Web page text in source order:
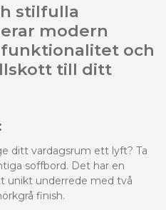
stilfulla
modern
och
till ditt
ditt vardagsrum ett lyft? Ta
soffbord. Det har en
unikt underrede med två
finish.